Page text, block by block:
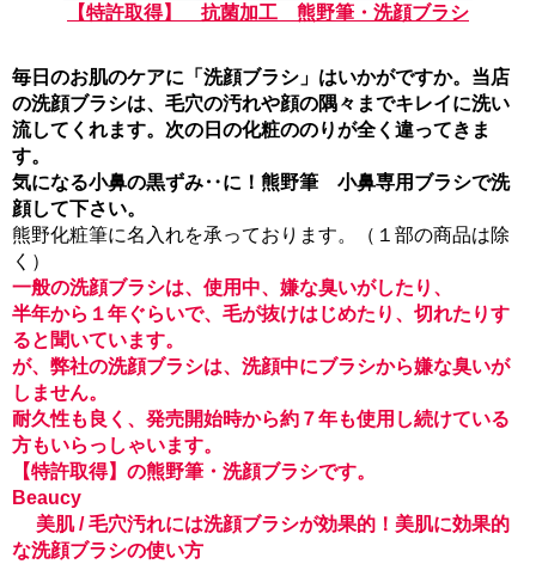
【特許取得】 抗菌加工 熊野筆・洗顔ブラシ
毎日のお肌のケアに「洗顔ブラシ」はいかがですか。当店
の洗顔ブラシは、毛穴の汚れや顔の隅々までキレイに洗い
流してくれます。次の日の化粧ののりが全く違ってきま
す。
気になる小鼻の黒ずみ‥に！熊野筆 小鼻専用ブラシで洗
顔して下さい。
熊野化粧筆に名入れを承っております。（１部の商品は除
く）
一般の洗顔ブラシは、使用中、嫌な臭いがしたり、
半年から１年ぐらいで、毛が抜けはじめたり、切れたりす
ると聞いています。
が、弊社の洗顔ブラシは、洗顔中にブラシから嫌な臭いが
しません。
耐久性も良く、発売開始時から約７年も使用し続けている
方もいらっしゃいます。
【特許取得】の熊野筆・洗顔ブラシです。
Beaucy
美肌 / 毛穴汚れには洗顔ブラシが効果的！美肌に効果的
な洗顔ブラシの使い方